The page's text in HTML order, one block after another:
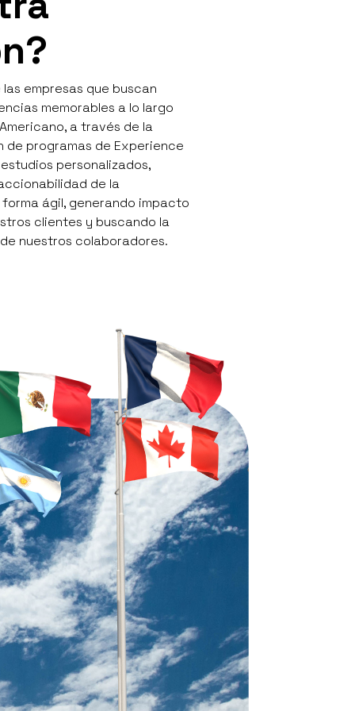
empresas que buscan
memorables a lo largo
a través de la
de programas de Experience
personalizados,
de la
ágil, generando impacto
clientes y buscando la
nuestros colaboradores.